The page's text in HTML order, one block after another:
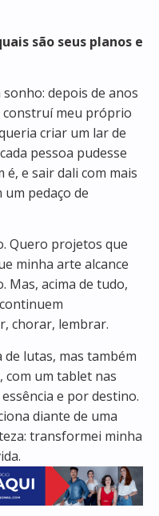
são seus planos e
depois de anos
construí meu próprio
criar um lar de
pessoa pudesse
e sair dali com mais
pedaço de
Quero projetos que
minha arte alcance
Mas, acima de tudo,
chorar, lembrar.
lutas, mas também
com um tablet nas
e por destino.
diante de uma
transformei minha